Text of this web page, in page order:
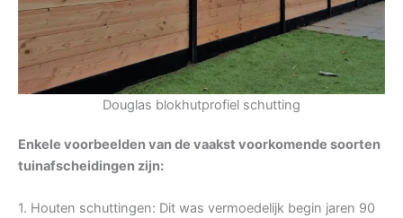
Douglas blokhutprofiel schutting
Enkele voorbeelden van de vaakst voorkomende soorten
tuinafscheidingen zijn:
1. Houten schuttingen: Dit was vermoedelijk begin jaren 90